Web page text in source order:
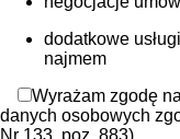
dodatkowe
najmem
Wyrażam zgodę
danych osobowych
Nr 133, poz. 883).